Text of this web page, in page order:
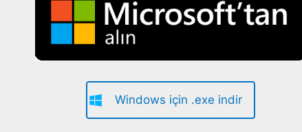
Windows için .exe indir